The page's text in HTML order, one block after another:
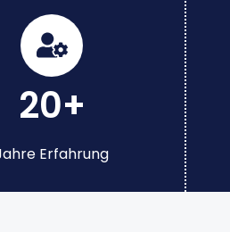
20+
Erfahrung